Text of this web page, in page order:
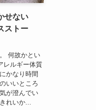
せない
ストー
何故かとい
レルギー体質
かなり時間
いいところ
が澄んでい
れいか...